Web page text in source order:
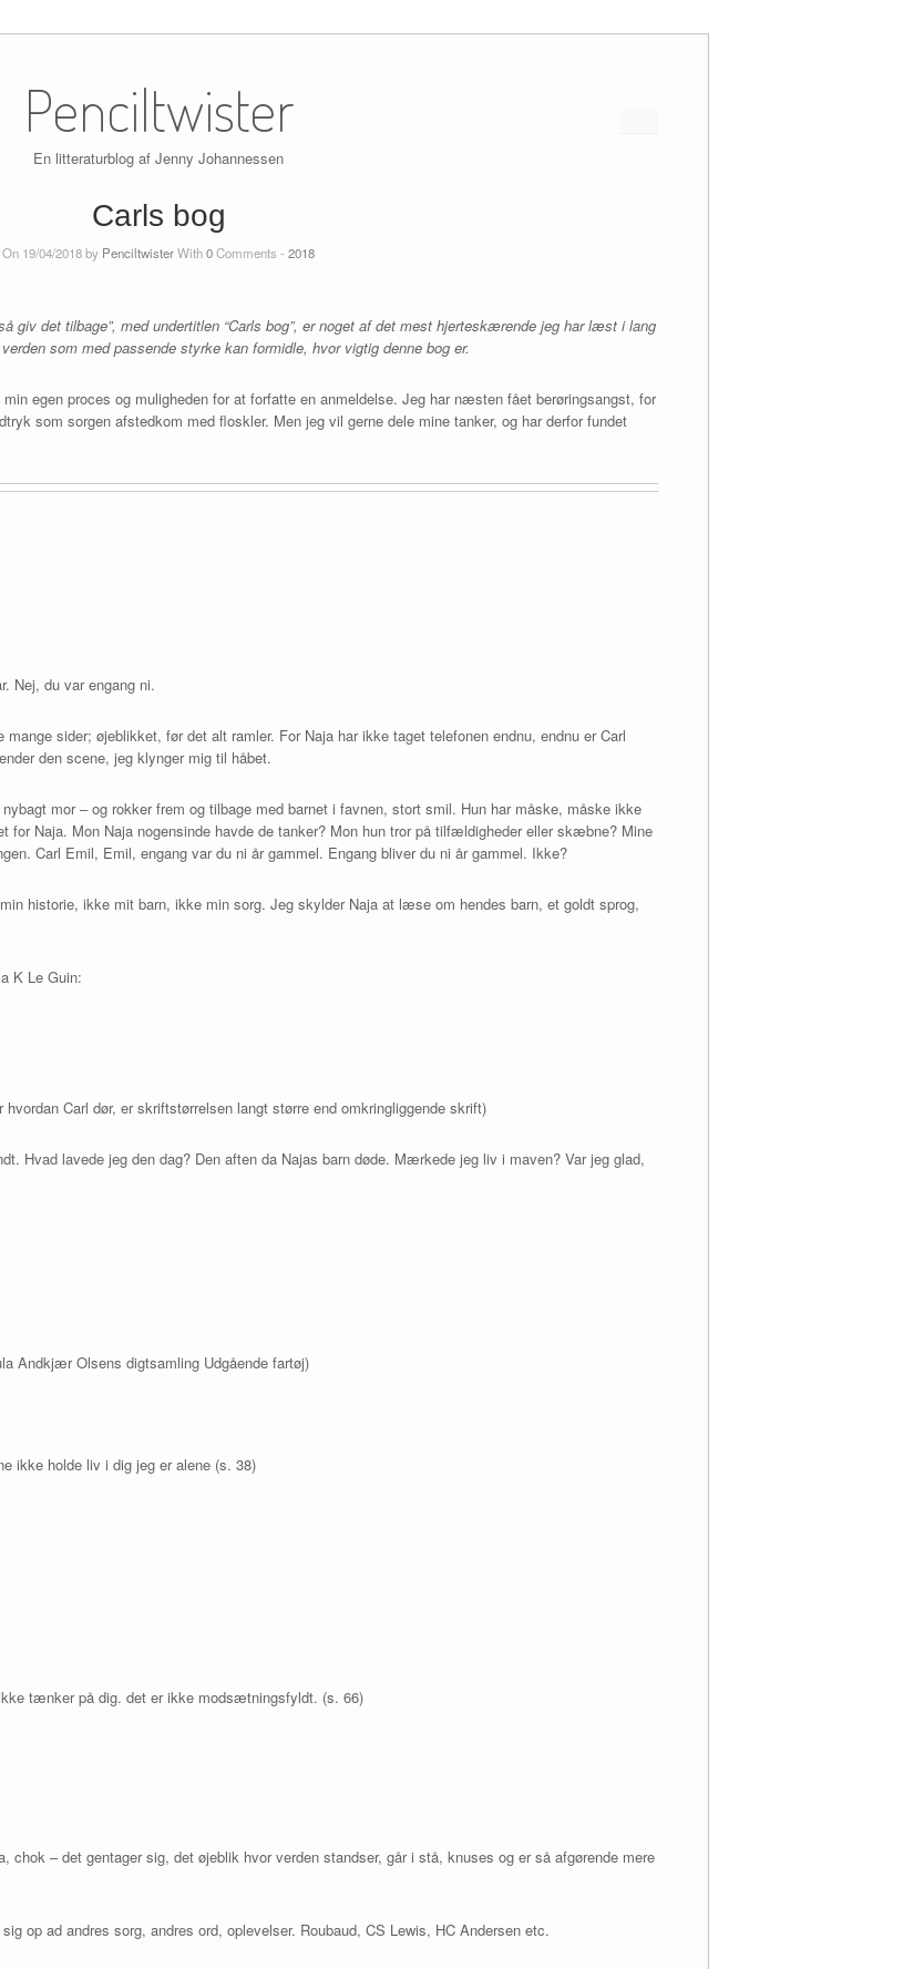
Penciltwister
En litteraturblog af Jenny Johannessen
Carls bog
On 19/04/2018 by PenciltwisterWith0Comments - 2018
giv det tilbage”, med undertitlen “Carls bog”, er noget af det mest hjerteskærende jeg har læst i lang
som med passende styrke kan formidle, hvor vigtig denne bog er.
egen proces og muligheden for at forfatte en anmeldelse. Jeg har næsten fået berøringsangst, for
som sorgen afstedkom med floskler. Men jeg vil gerne dele mine tanker, og har derfor fundet
Nej, du var engang ni.
sider; øjeblikket, før det alt ramler. For Naja har ikke taget telefonen endnu, endnu er Carl
den scene, jeg klynger mig til håbet.
mor – og rokker frem og tilbage med barnet i favnen, stort smil. Hun har måske, måske ikke
for Naja. Mon Naja nogensinde havde de tanker? Mon hun tror på tilfældigheder eller skæbne? Mine
Carl Emil, Emil, engang var du ni år gammel. Engang bliver du ni år gammel. Ikke?
historie, ikke mit barn, ikke min sorg. Jeg skylder Naja at læse om hendes barn, et goldt sprog,
K Le Guin:
Carl dør, er skriftstørrelsen langt større end omkringliggende skrift)
Hvad lavede jeg den dag? Den aften da Najas barn døde. Mærkede jeg liv i maven? Var jeg glad,
Andkjær Olsens digtsamling Udgående fartøj)
ikke holde liv i dig jeg er alene (s. 38)
tænker på dig. det er ikke modsætningsfyldt. (s. 66)
chok – det gentager sig, det øjeblik hvor verden standser, går i stå, knuses og er så afgørende mere
op ad andres sorg, andres ord, oplevelser. Roubaud, CS Lewis, HC Andersen etc.